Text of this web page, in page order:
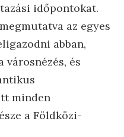
időpontokat.
az egyes
abban,
és
minden
a Földközi-